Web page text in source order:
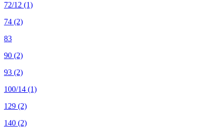
72/12 (1)
74 (2)
83
90 (2)
93 (2)
100/14 (1)
129 (2)
140 (2)